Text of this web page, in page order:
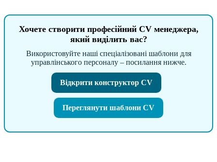
Хочете створити професійний CV менеджера,
який виділить вас?
Використовуйте наші спеціалізовані шаблони для
управлінського персоналу – посилання нижче.
Відкрити конструктор CV
Переглянути шаблони CV